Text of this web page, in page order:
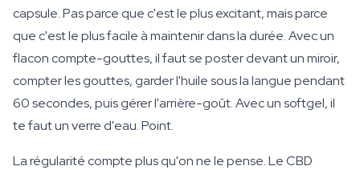
capsule. Pas parce que c'est le plus excitant, mais parce
que c'est le plus facile à maintenir dans la durée. Avec un
flacon compte-gouttes, il faut se poster devant un miroir,
compter les gouttes, garder l'huile sous la langue pendant
60 secondes, puis gérer l'arrière-goût. Avec un softgel, il
te faut un verre d'eau. Point.
La régularité compte plus qu'on ne le pense. Le CBD